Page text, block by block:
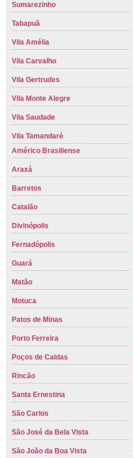
Sumarezinho
Tabapuã
Vila Amélia
Vila Carvalho
Vila Gertrudes
Vila Monte Alegre
Vila Saudade
Vila Tamandaré
Américo Brasiliense
Araxá
Barretos
Catalão
Divinópolis
Fernadópolis
Guará
Matão
Motuca
Patos de Minas
Porto Ferreira
Poços de Caldas
Rincão
Santa Ernestina
São Carlos
São José da Bela Vista
São João da Boa Vista